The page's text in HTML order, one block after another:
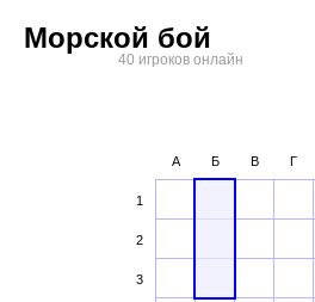
Морской бой
40 игроков онлайн
1
А Б В Г
2
3